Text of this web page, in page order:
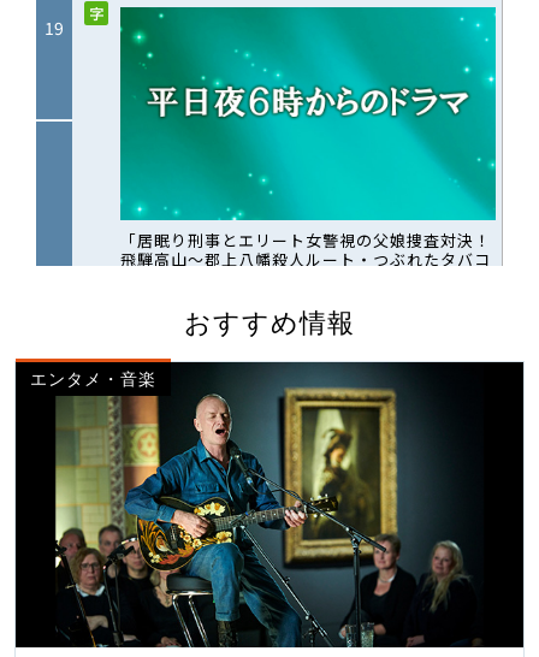
おすすめ情報
エンタメ・音楽